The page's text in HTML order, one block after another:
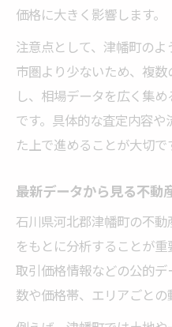
相場チェックに
不動産売却時の
最新の市場相場
不動産売却の相
納得のいく不動産売
不動産売却を納
トラブルを防ぐ
不動産売却後に
安心して不動産
土地や建物の相場変
価格に大きく影響します。
注意点として、津幡町の
市圏より少ないため、複
し、相場データを広く集
です。具体的な査定内容
た上で進めることが大切で
最新データから見る不動
石川県河北郡津幡町の不
をもとに分析することが
取引価格情報などの公的
数や価格帯、エリアごとの